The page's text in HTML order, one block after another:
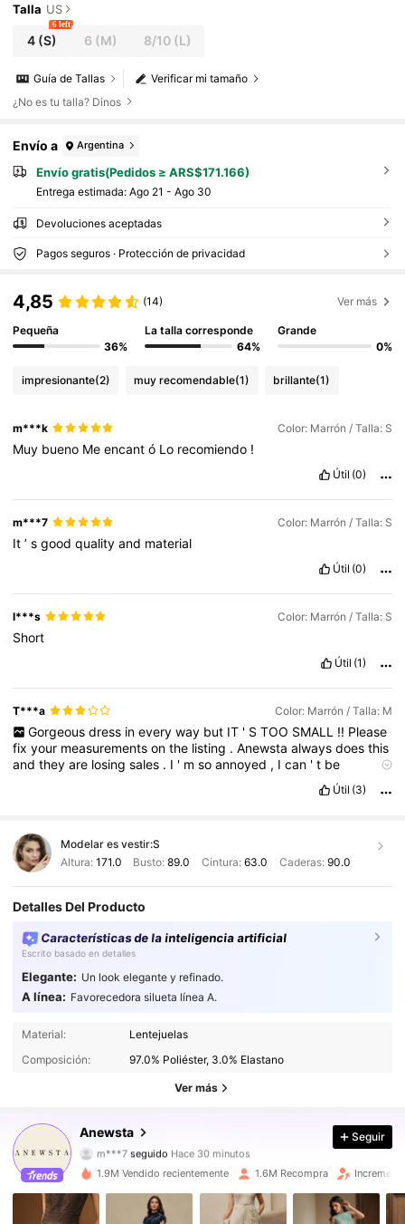
Talla US
4 (S)
6 left
6 (M) 8/10(L)
Verificar mi tamaño
Guía de Tallas
¿No es tu talla? Dinos
Envío a Argentina
Envío gratis(Pedidos ≥ ARS$171.166)
Entrega estimada: Ago 21 - Ago 30
Devoluciones aceptadas
Pagos seguros · Protección de privacidad
4,85 (14) Ver más
Pequeña
36%
La talla corresponde
64%
Grande
0%
impresionante(2) muy recomendable(1) brillante(1)
m***k Color: Marrón / Talla: S
Muy bueno Meencantó Lo recomiendo !
Útil (0)
m***7 Color: Marrón / Talla: S
It’sgoodqualityand material
Útil (0)
l***s Color: Marrón / Talla: S
Short
Útil (1)
T***a Color: Marrón / Talla: M
Gorgeous dress in every way but IT ' S TOO SMALL !! Please
fixyour measurementsonthe listing .Anewstaalwaysdoesthis
andtheyare losingsales . I ' msoannoyed , Ican 't be
Útil (3)
Modelar es vestir:S
Altura: 171.0 Busto:89.0 Cintura: 63.0 Caderas: 90.0
Detalles Del Producto
Características de la inteligencia artificial
Escrito basado en detalles
Elegante: Un look elegante y refinado.
A línea: Favorecedora silueta línea A.
Material:
Lentejuelas
Composición:
97.0% Poliéster, 3.0% Elastano
Ver más
Anewsta
4M Seguidores
4,89
4M Seguidores
4,89 4M Seguidores
Seguir
1.9M Vendido recientemente 1.6M Recompra